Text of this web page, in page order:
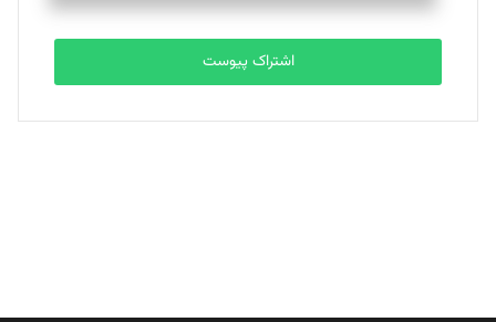
تحریریه
بابک نقاش
تحریریه
اشتراک پیوست